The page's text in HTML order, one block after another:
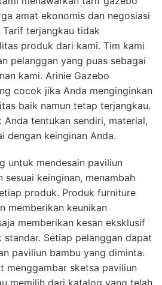
amat ekonomis dan negosiasi
Tarif terjangkau tidak
produk dari kami. Tim kami
pelanggan yang puas sebagai
kami. Arinie Gazebo
cocok jika Anda menginginkan
baik namun tetap terjangkau.
tentukan sendiri, material,
dengan keinginan Anda.
untuk mendesain paviliun
sesuai keinginan, menambah
produk. Produk furniture
memberikan keunikan
memberikan kesan eksklusif
Setiap pelanggan dapat
paviliun bambu yang diminta.
menggambar sketsa paviliun
memilih dari katalog yang telah